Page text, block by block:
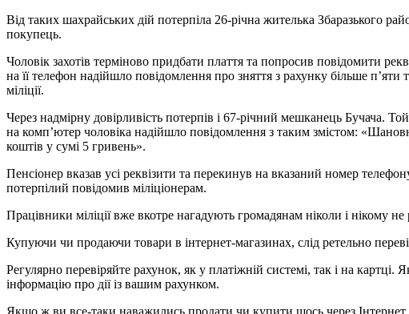
Від таких шахрайських дій потерпіла 26-річна жителька Збаразького
покупець.
Чоловік захотів терміново придбати плаття та попросив повідомити
на її телефон надійшло повідомлення про зняття з рахунку більше
міліції.
Через надмірну довірливість потерпів і 67-річний мешканець Бучача.
на комп’ютер чоловіка надійшло повідомлення з таким змістом:
коштів у сумі 5 гривень».
Пенсіонер вказав усі реквізити та перекинув на вказаний номер
потерпілий повідомив міліціонерам.
Працівники міліції вже вкотре нагадують громадянам ніколи і нікому
Купуючи чи продаючи товари в інтернет-магазинах, слід ретельно
Регулярно перевіряйте рахунок, як у платіжній системі, так і на
інформацію про дії із вашим рахунком.
Якщо ж ви все-таки наважились продати чи купити щось через Інтернет,